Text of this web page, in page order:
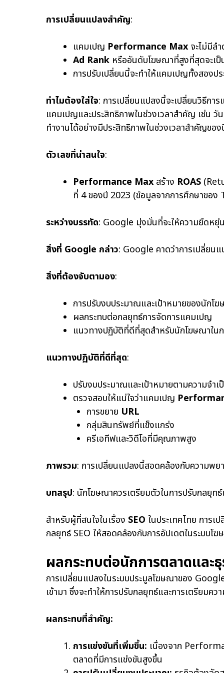
การเปลี่ยนแปลงสำคัญ:
แคมเปญ Performance Max จะไม่มี
Ad Rank หรืออันดับโฆษณาที่สูงที่สุดจะเ
การปรับเปลี่ยนนี้จะทำให้แคมเปญทั้งสองป
ทำไมต้องใส่ใจ: การเปลี่ยนแปลงนี้จะเปลี่ยนวิธีก
แคมเปญและประสิทธิภาพในช่วงเวลาสำคัญ เช่น
ทำงานได้อย่างมีประสิทธิภาพในช่วงเวลาสำคัญขอ
ตัวเลขที่น่าสนใจ:
Performance Max สร้าง ROAS
ที่ 4 ของปี 2023 (ข้อมูลจากการศึกษาขอ
ระหว่างบรรทัด: Google มุ่งมั่นที่จะให้ความยืดหยุ่
สิ่งที่ Google กล่าว: Google คาดว่าการเปลี่ยน
สิ่งที่ต้องจับตามอง:
การปรับงบประมาณและเป้าหมายของนัก
ผลกระทบต่อกลยุทธ์การจัดการแคมเปญ
แนวทางปฏิบัติที่ดีที่สุดสำหรับนักโฆษณาใ
แนวทางปฏิบัติที่ดีที่สุด:
ปรับงบประมาณและเป้าหมายตามความจำเ
ตรวจสอบให้แน่ใจว่าแคมเปญ
การขยาย URL
กลุ่มสินทรัพย์ที่แข็งแกร่ง
ครีเอทีฟและวิดีโอที่มีคุณภาพสูง
ภาพรวม: การเปลี่ยนแปลงนี้สอดคล้องกับความพ
บทสรุป: นักโฆษณาควรเตรียมตัวในการปรับกลยุท
สำหรับผู้ที่สนใจในเรื่อง SEO ในประเทศไทย การ
กลยุทธ์ SEO ให้สอดคล้องกับการอัปเดตในระบบ
ผลกระทบต่อนักการตลาดและ
การเปลี่ยนแปลงในระบบประมูลโฆษณาของ
เข้ามา ซึ่งจะทำให้การปรับกลยุทธ์และการเตรียม
ผลกระทบที่สำคัญ:
การแข่งขันที่เพิ่มขึ้น: เนื่องจาก
ตลาดที่มีการแข่งขันสูงขึ้น